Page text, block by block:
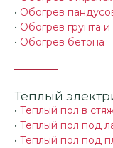
• Обогрев
• Обогрев грунта
• Обогрев бетона
Теплый
• Теплый пол в
• Теплый пол под
• Теплый пол под